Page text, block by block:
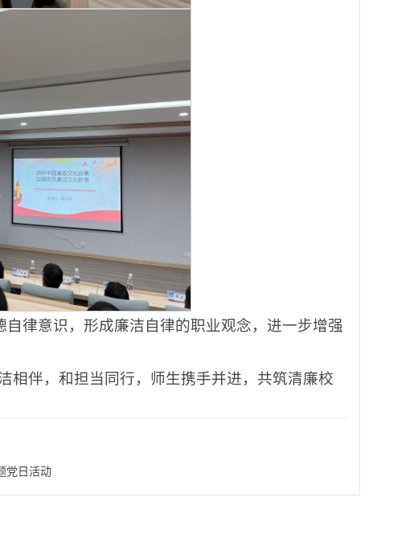
律意识，形成廉洁自律的职业观念，进一步增强
相伴，和担当同行，师生携手并进，共筑清廉校
党日活动